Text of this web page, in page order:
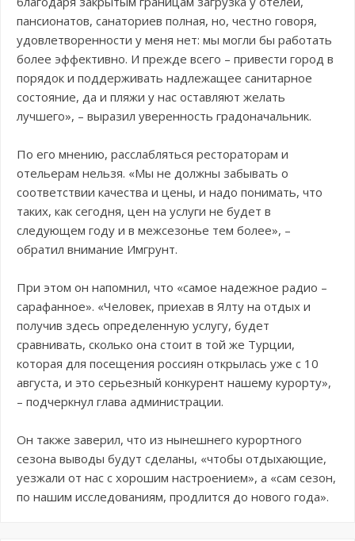
пансионатов, санаториев полная, но, честно говоря,
удовлетворенности у меня нет: мы могли бы работать
более эффективно. И прежде всего – привести город в
порядок и поддерживать надлежащее санитарное
состояние, да и пляжи у нас оставляют желать
лучшего», – выразил уверенность градоначальник.
По его мнению, расслабляться рестораторам и
отельерам нельзя. «Мы не должны забывать о
соответствии качества и цены, и надо понимать, что
таких, как сегодня, цен на услуги не будет в
следующем году и в межсезонье тем более», –
обратил внимание Имгрунт.
При этом он напомнил, что «самое надежное радио –
сарафанное». «Человек, приехав в Ялту на отдых и
получив здесь определенную услугу, будет
сравнивать, сколько она стоит в той же Турции,
которая для посещения россиян открылась уже с 10
августа, и это серьезный конкурент нашему курорту»,
– подчеркнул глава администрации.
Он также заверил, что из нынешнего курортного
сезона выводы будут сделаны, «чтобы отдыхающие,
уезжали от нас с хорошим настроением», а «сам сезон,
по нашим исследованиям, продлится до нового года».